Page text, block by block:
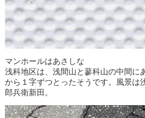
マンホールはあさしな
浅科地区は、浅間山と蓼科山の中間に
から１字ずつとったそうです。風景は
郎兵衛新田。